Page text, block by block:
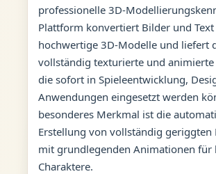
professionelle 3D-
Plattform konvertiert Bilder und Text
hochwertige 3D-Modelle und liefert
vollständig texturierte und animierte
die sofort in Spieleentwicklung,
Anwendungen eingesetzt werden
besonderes Merkmal ist die
Erstellung von vollständig geriggten
mit grundlegenden Animationen für
Charaktere.